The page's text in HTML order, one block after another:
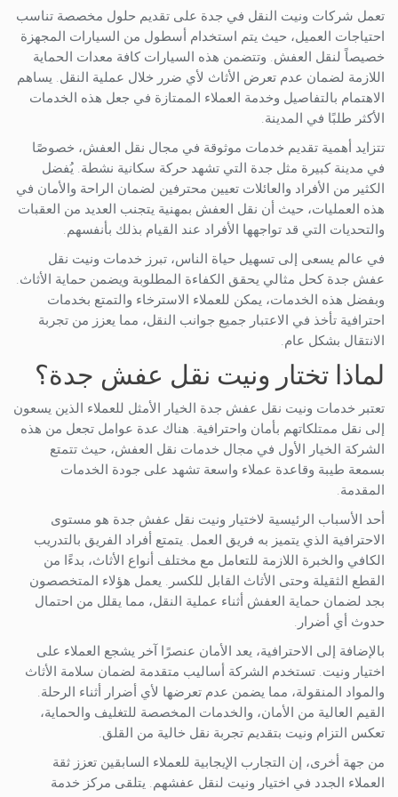
تعمل شركات ونيت النقل في جدة على تقديم حلول مخصصة تناسب
احتياجات العميل، حيث يتم استخدام أسطول من السيارات المجهزة
خصيصاً لنقل العفش. وتتضمن هذه السيارات كافة معدات الحماية
اللازمة لضمان عدم تعرض الأثاث لأي ضرر خلال عملية النقل. يساهم
الاهتمام بالتفاصيل وخدمة العملاء الممتازة في جعل هذه الخدمات
الأكثر طلبًا في المدينة.
تتزايد أهمية تقديم خدمات موثوقة في مجال نقل العفش، خصوصًا
في مدينة كبيرة مثل جدة التي تشهد حركة سكانية نشطة. يُفضل
الكثير من الأفراد والعائلات تعيين محترفين لضمان الراحة والأمان في
هذه العمليات، حيث أن نقل العفش بمهنية يتجنب العديد من العقبات
والتحديات التي قد تواجهها الأفراد عند القيام بذلك بأنفسهم.
في عالم يسعى إلى تسهيل حياة الناس، تبرز خدمات ونيت نقل
عفش جدة كحل مثالي يحقق الكفاءة المطلوبة ويضمن حماية الأثاث.
وبفضل هذه الخدمات، يمكن للعملاء الاسترخاء والتمتع بخدمات
احترافية تأخذ في الاعتبار جميع جوانب النقل، مما يعزز من تجربة
الانتقال بشكل عام.
لماذا تختار ونيت نقل عفش جدة؟
تعتبر خدمات ونيت نقل عفش جدة الخيار الأمثل للعملاء الذين يسعون
إلى نقل ممتلكاتهم بأمان واحترافية. هناك عدة عوامل تجعل من هذه
الشركة الخيار الأول في مجال خدمات نقل العفش، حيث تتمتع
بسمعة طيبة وقاعدة عملاء واسعة تشهد على جودة الخدمات
المقدمة.
أحد الأسباب الرئيسية لاختيار ونيت نقل عفش جدة هو مستوى
الاحترافية الذي يتميز به فريق العمل. يتمتع أفراد الفريق بالتدريب
الكافي والخبرة اللازمة للتعامل مع مختلف أنواع الأثاث، بدءًا من
القطع الثقيلة وحتى الأثاث القابل للكسر. يعمل هؤلاء المتخصصون
بجد لضمان حماية العفش أثناء عملية النقل، مما يقلل من احتمال
حدوث أي أضرار.
بالإضافة إلى الاحترافية، يعد الأمان عنصرًا آخر يشجع العملاء على
اختيار ونيت. تستخدم الشركة أساليب متقدمة لضمان سلامة الأثاث
والمواد المنقولة، مما يضمن عدم تعرضها لأي أضرار أثناء الرحلة.
القيم العالية من الأمان، والخدمات المخصصة للتغليف والحماية،
تعكس التزام ونيت بتقديم تجربة نقل خالية من القلق.
من جهة أخرى، إن التجارب الإيجابية للعملاء السابقين تعزز ثقة
العملاء الجدد في اختيار ونيت لنقل عفشهم. يتلقى مركز خدمة